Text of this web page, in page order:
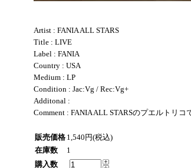
Artist : FANIA ALL STARS
Title : LIVE
Label : FANIA
Country : USA
Medium : LP
Condition : Jac:Vg / Rec:Vg+
Additonal :
Comment : FANIA ALL STARSのプエルトリ
販売価格 1,540円(税込)
在庫数
1
購入数